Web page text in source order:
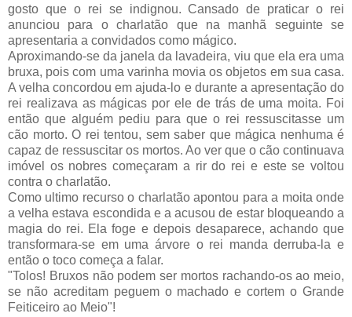
gosto que o rei se indignou. Cansado de praticar o rei
anunciou para o charlatão que na manhã seguinte se
apresentaria a convidados como mágico.
Aproximando-se da janela da lavadeira, viu que ela era uma
bruxa, pois com uma varinha movia osobjetos em sua casa.
A velha concordou em ajuda-lo e durante a apresentação do
rei realizava as mágicas por ele de trás de uma moita. Foi
então que alguém pediu para que o rei ressuscitasse um
cão morto. O rei tentou, sem saber que mágica nenhuma é
capaz de ressuscitar os mortos. Ao ver que o cão continuava
imóvel os nobres começaram a rir do rei e este se voltou
contra o charlatão.
Como ultimo recurso o charlatão apontou para a moita onde
a velha estava escondida e a acusou de estar bloqueando a
magia do rei. Ela foge e depois desaparece, achando que
transformara-se em uma árvore o rei manda derruba-la e
então o toco começa a falar.
"Tolos! Bruxos não podem ser mortos rachando-os ao meio,
se não acreditam peguem o machado e cortem o Grande
Feiticeiro ao Meio"!